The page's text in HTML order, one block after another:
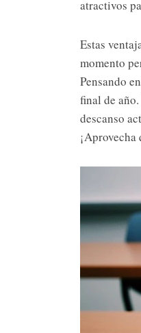
atractivos
Estas
momento
Pensando
final de
descanso